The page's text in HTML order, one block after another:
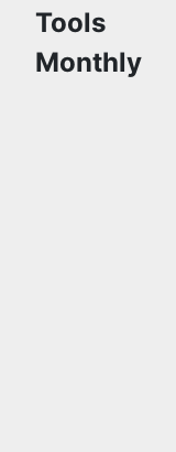
Tools
Monthly